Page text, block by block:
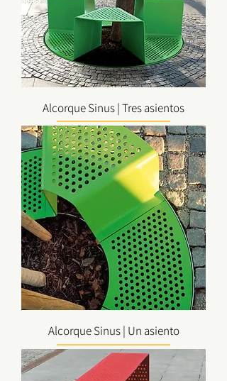
Alcorque Sinus | Tres asientos
Alcorque Sinus | Un asiento